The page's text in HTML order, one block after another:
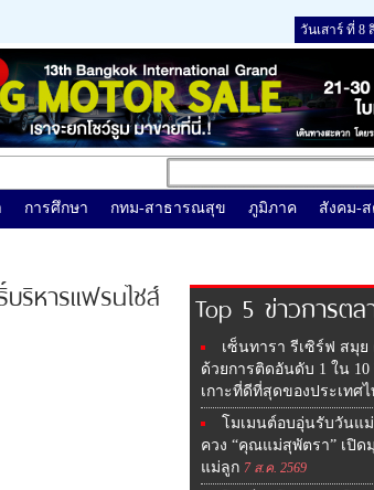
วันเสาร์ ที่ 8
การศึกษา กทม-สาธารณสุข ภูมิภาค สังคม-ส
ริหารแฟรนไชส์
Top 5 ข่าวการตล
เซ็นทารา รีเซิร์ฟ สมุย
ด้วยการติดอันดับ 1 ใน
เกาะที่ดีที่สุดของประเทศไ
โมเมนต์อบอุ่นรับวันแ
ควง “คุณแม่สุพัตรา” เปิด
แม่ลูก 7 ส.ค. 2569